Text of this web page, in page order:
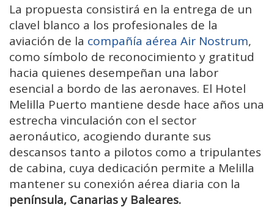
La propuesta consistirá en la entrega de un
clavel blanco a los profesionales de la
aviación de la compañía aérea Air Nostrum,
como símbolo de reconocimiento y gratitud
hacia quienes desempeñan una labor
esencial a bordo de las aeronaves. El Hotel
Melilla Puerto mantiene desde hace años una
estrecha vinculación con el sector
aeronáutico, acogiendo durante sus
descansos tanto a pilotos como a tripulantes
de cabina, cuya dedicación permite a Melilla
mantener su conexión aérea diaria con la
península, Canarias y Baleares.